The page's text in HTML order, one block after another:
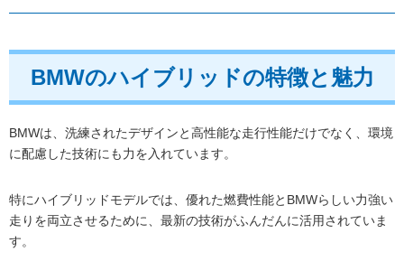
BMWのハイブリッドの特徴と魅力
BMWは、洗練されたデザインと高性能な走行性能だけでなく、環境
に配慮した技術にも力を入れています。
特にハイブリッドモデルでは、優れた燃費性能とBMWらしい力強い
走りを両立させるために、最新の技術がふんだんに活用されていま
す。